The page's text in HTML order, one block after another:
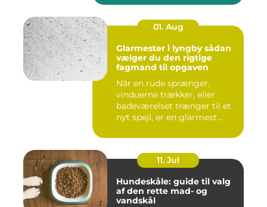
01. Aug
Glarmester i lyngby sådan
vælger du den rigtige
fagmand til opgaven
Når en rude sprænger,
vinduerne trækker, eller
badeværelset trænger til et
nyt spejl, er en glarmest...
11. Jul
Hundeskåle: guide til valg
af den rette mad- og
vandskål